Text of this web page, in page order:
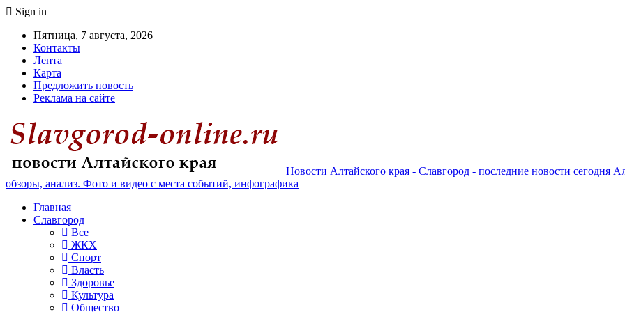
Sign in
Пятница, 7 августа, 2026
Контакты
Лента
Карта
Предложить новость
Реклама на сайте
Новости Алтайского края - Славгород - последние новости сегодня
обзоры, анализ. Фото и видео с места событий, инфографика
Главная
Славгород
Все
ЖКХ
Спорт
Власть
Здоровье
Культура
Общество